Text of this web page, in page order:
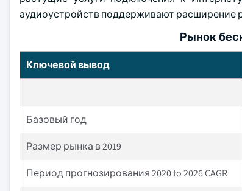
аудиоустройств поддерживают расширение
Рынок
Ключевой вывод
Базовый год
Размер рынка в 2019
Период прогнозирования 2020 to 2026 CAGR